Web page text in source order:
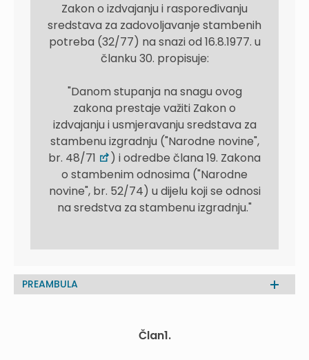
Zakon o izdvajanju i raspoređivanju
sredstava za zadovoljavanje stambenih
potreba (32/77) na snazi od 16.8.1977. u
članku 30. propisuje:
"Danom stupanja na snagu ovog
zakona prestaje važiti Zakon o
izdvajanju i usmjeravanju sredstava za
stambenu izgradnju ("Narodne novine",
br. 48/71
) i odredbe člana 19. Zakona
o stambenim odnosima ("Narodne
novine", br. 52/74) u dijelu koji se odnosi
na sredstva za stambenu izgradnju."
PREAMBULA
Član1.